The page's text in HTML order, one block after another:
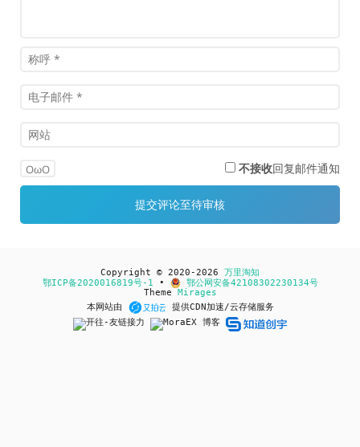
OωO 不接收回复邮件通知
Copyright © 2020-2026 万里淘知
鄂ICP备2020016819号-1 •
鄂公网安备42108302230134号
Theme Mirages
本网站由
提供CDN加速/云存储服务